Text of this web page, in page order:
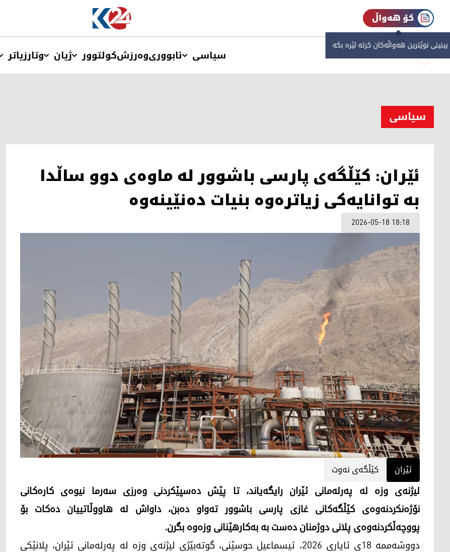
کۆ هەواڵ
نوێترین هەواڵەکان کرتە لێرە بکە
سیاسی ئابووریوەرزشکولتوور ژیان وتارزیاتر
سیاسی
ئێران: کێڵگەی پارسی باشوور لە ماوەی دوو ساڵدا
بە توانایەکی زیاترەوە بنیات دەنێینەوە
2026-05-18 18:18
ئێران کێڵگەی نەوت
لیژنەی وزە لە پەرلەمانی ئێران رایگەیاند، تا پێش دەسپێکردنی وەرزی سەرما نیوەی کارەکانی
نۆژەنکردنەوەی کێڵگەکانی غازی پارسی باشوور تەواو دەبن، داواش لە هاووڵاتییان دەکات بۆ
پووچەڵکردنەوەی پلانی دوژمنان دەست بە بەکارهێنانی وزەوە بگرن.
دووشەممە 18ی ئایاری 2026، ئیسماعیل حوسێنی، گوتەبێژی لیژنەی وزە لە پەرلەمانی ئێران، پلانێکی